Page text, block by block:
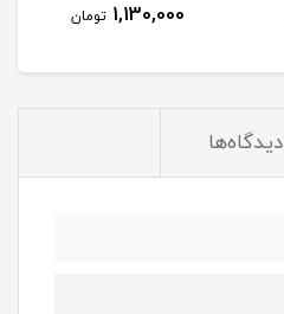
1,130,000 تومان
دیدگاه‌ها